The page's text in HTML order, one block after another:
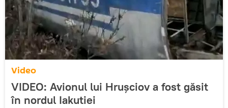
Video
VIDEO: Avionul lui Hrușciov a fost găsit
în nordul Iakutiei